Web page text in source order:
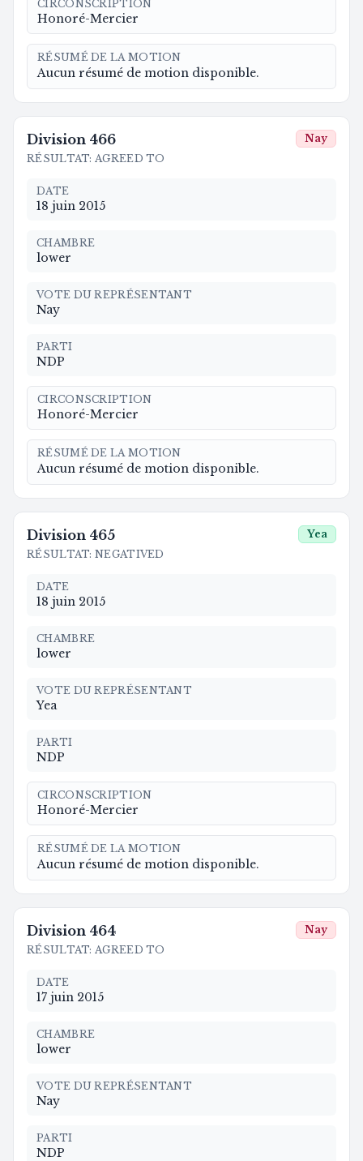
CIRCONSCRIPTION
Honoré-Mercier
RÉSUMÉ DE LA MOTION
Aucun résumé de motion disponible.
Division 466
RÉSULTAT: AGREED TO
Nay
DATE
18 juin 2015
CHAMBRE
lower
VOTE DU REPRÉSENTANT
Nay
PARTI
NDP
CIRCONSCRIPTION
Honoré-Mercier
RÉSUMÉ DE LA MOTION
Aucun résumé de motion disponible.
Division 465
RÉSULTAT: NEGATIVED
Yea
DATE
18 juin 2015
CHAMBRE
lower
VOTE DU REPRÉSENTANT
Yea
PARTI
NDP
CIRCONSCRIPTION
Honoré-Mercier
RÉSUMÉ DE LA MOTION
Aucun résumé de motion disponible.
Division 464
RÉSULTAT: AGREED TO
Nay
DATE
17 juin 2015
CHAMBRE
lower
VOTE DU REPRÉSENTANT
Nay
PARTI
NDP